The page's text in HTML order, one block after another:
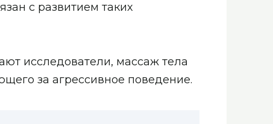
с развитием таких
исследователи, массаж тела
за агрессивное поведение.